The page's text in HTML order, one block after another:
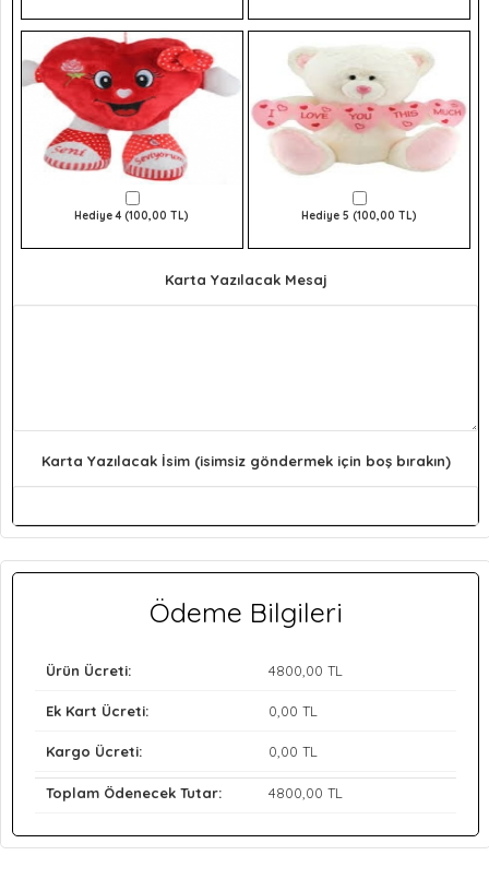
Hediye 4 (100,00 TL) Hediye 5 (100,00 TL)
Karta Yazılacak Mesaj
Karta Yazılacak İsim (isimsiz göndermek için boş bırakın)
Ödeme Bilgileri
Ürün Ücreti: 4800 ,00 TL
Ek Kart Ücreti: 0 ,00 TL
Kargo Ücreti: 0 ,00 TL
Toplam Ödenecek Tutar: 4800 ,00 TL